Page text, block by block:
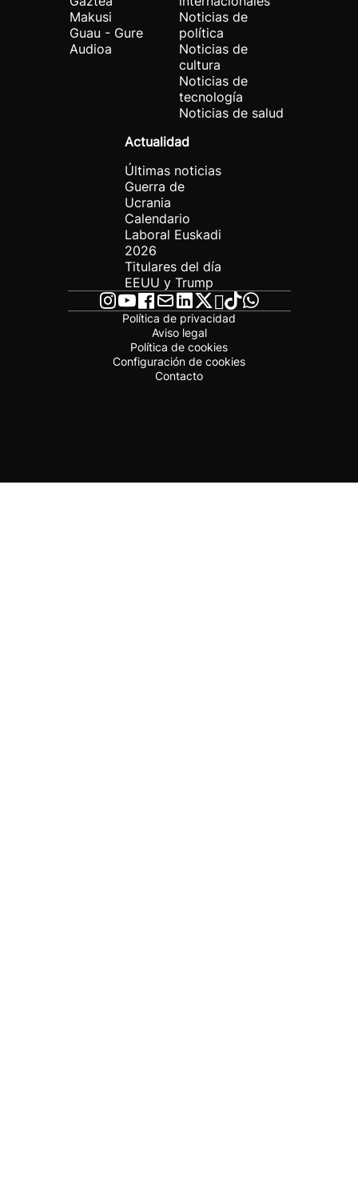
Makusi
Guau - Gure
Audioa
Noticias de
política
Noticias de
cultura
Noticias de
tecnología
Noticias de salud
Actualidad
Últimas noticias
Guerra de
Ucrania
Calendario
Laboral Euskadi
2026
Titulares del día
EEUU y Trump
Política de privacidad
Aviso legal
Política de cookies
Configuración de cookies
Contacto